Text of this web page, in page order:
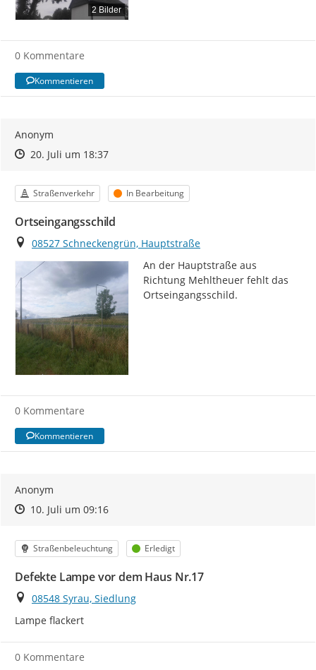
2 Bilder
0 Kommentare
Kommentieren
Anonym
Zeitpunkt des Erstellens
Zeitpunkt des Erstellens
20. Juli um 18:37Zur Äußerung
Kategorie
Straßenverkehr Status
In Bearbeitung
Ortseingangsschild
Ort
08527 Schneckengrün, Hauptstraße
An der Hauptstraße aus
Richtung Mehltheuer fehlt das
Ortseingangsschild.
0 Kommentare
Kommentieren
Anonym
Zeitpunkt des Erstellens
Zeitpunkt des Erstellens
10. Juli um 09:16Zur Äußerung
Kategorie
Straßenbeleuchtung Status
Erledigt
Defekte Lampe vor dem Haus Nr.17
Ort
08548 Syrau, Siedlung
Lampe flackert
0 Kommentare